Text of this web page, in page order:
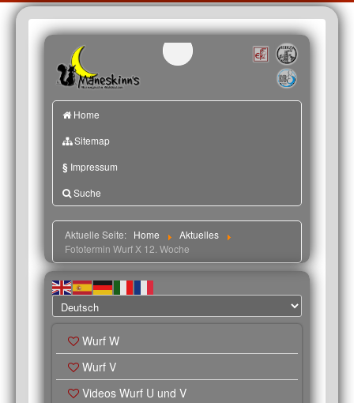
Home
Sitemap
§ Impressum
Suche
Aktuelle Seite: Home
Aktuelles
Fototermin Wurf X 12. Woche
Wurf W
Wurf V
Videos Wurf U und V